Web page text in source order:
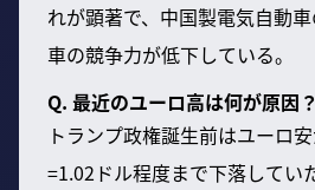
れが顕著で、中国製電気自動
車の競争力が低下している。
Q. 最近のユーロ高は何が原因？
トランプ政権誕生前はユーロ
=1.02ドル程度まで下落してい